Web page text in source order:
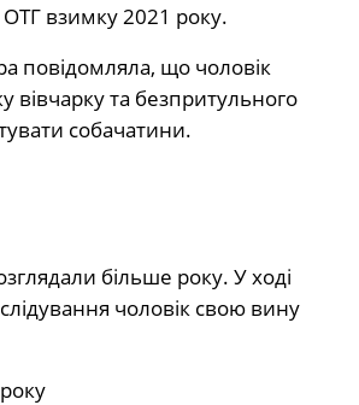
ОТГ взимку 2021 року.
повідомляла, що чоловік
вівчарку та безпритульного
собачатини.
більше року. У ході
чоловік свою вину